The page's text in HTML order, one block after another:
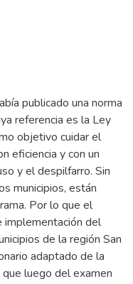
publicado una norma
referencia es la Ley
objetivo cuidar el
eficiencia y con un
y el despilfarro. Sin
municipios, están
Por lo que el
del
de la región San
adaptado de la
luego del examen